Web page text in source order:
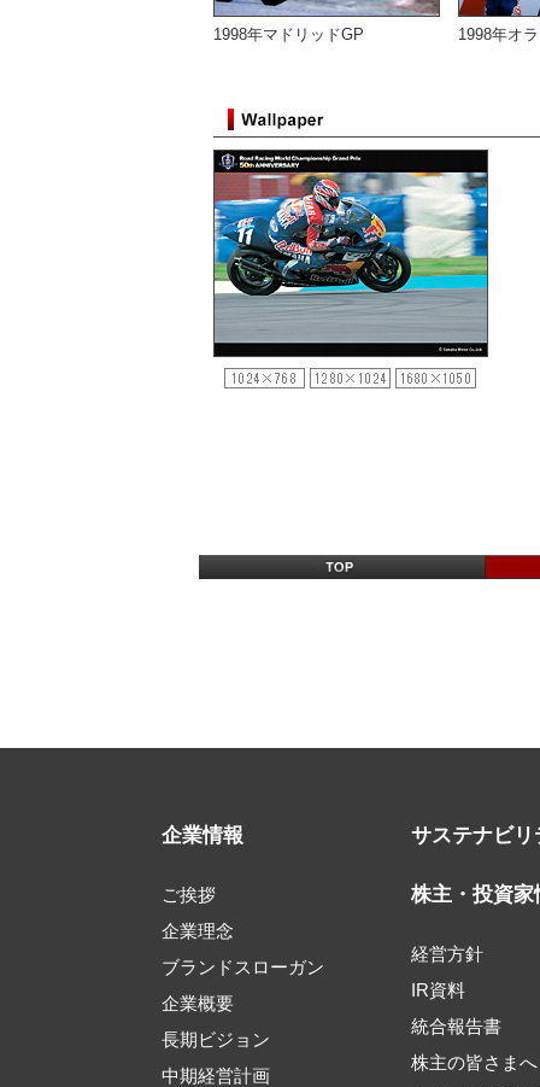
1998年マドリッドGP 1998年オ
企業情報
ご挨拶
企業理念
ブランドスローガン
企業概要
長期ビジョン
中期経営計画
サステナビリ
株主・投資家
経営方針
IR資料
統合報告書
株主の皆さまへ